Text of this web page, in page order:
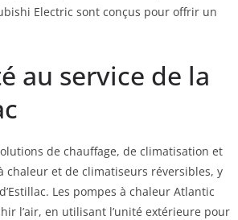
Electric sont conçus pour offrir un
au service de la
de chauffage, de climatisation et
chaleur et de climatiseurs réversibles, y
Les pompes à chaleur Atlantic
l’air, en utilisant l’unité extérieure pour